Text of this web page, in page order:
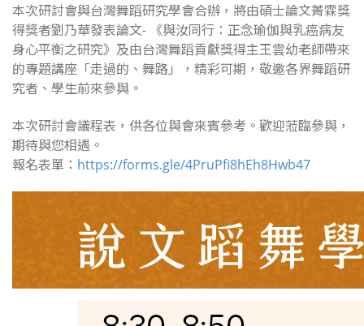
本次研討會與台灣舞蹈研究學會合辦，將由碩士論文菁霖獎
得獎者劉乃華發表論文- 《與汝同行：正念瑜伽與乳癌病友
身心平衡之研究》及由台灣舞蹈貢獻獎得主王雲幼老師帶來
的專題講座「走過的、舞路」，精彩可期，敬邀各界舞蹈研
究者、學生前來參與。
本次研討會議程表，供各位與會來賓參考。歡迎蒞臨參與，
期待與您相遇。
報名表單： https://forms.gle/4PruPfi8hEh8Hwb47